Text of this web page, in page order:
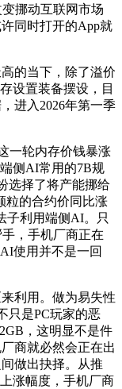
挪动互联网市场
同时打开的App就
的当下，除了溢价
设置装备摆设，目
进入2026年第一季
轮内存价钱暴涨
侧AI常用的7B规
选择了将产能挪给
粒的合约价同比涨
子利用端侧AI。只
，手机厂商正在
使用并不是一回
利用。做为易失性
只是PC玩家的恶
，这明显不是件
商就必然会正在出
做出抉择。从推
涨幅度，手机厂商